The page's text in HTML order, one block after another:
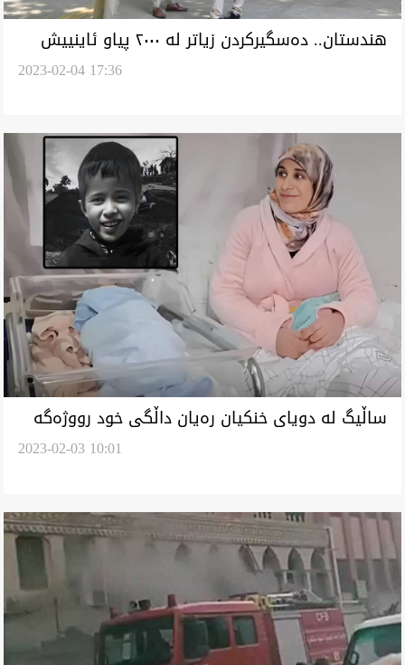
هندستان.. دەسگیرکردن زیاتر لە ٢٠٠٠ پیاو ئاینییش
2023-02-04 17:36
ساڵیگ لە دویای خنکیان رەیان داڵگی خود رووژەگە
2023-02-03 10:01